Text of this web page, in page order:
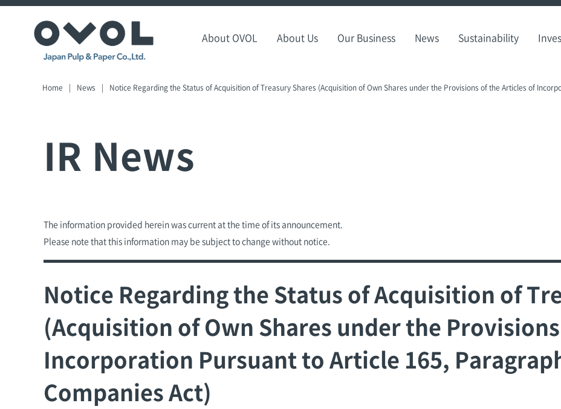
About OVOL About Us Our Business News Sustainability
Home News Notice Regarding the Status of Acquisition of Treasury Shares (Acquisition of Own Shares under the Provisions of the Articles of
IR News
The information provided herein was current at the time of its announcement.
Please note that this information may be subject to change without notice.
Notice Regarding the Status of Acquisition of
(Acquisition of Own Shares under the
Incorporation Pursuant to Article 165,
Companies Act)